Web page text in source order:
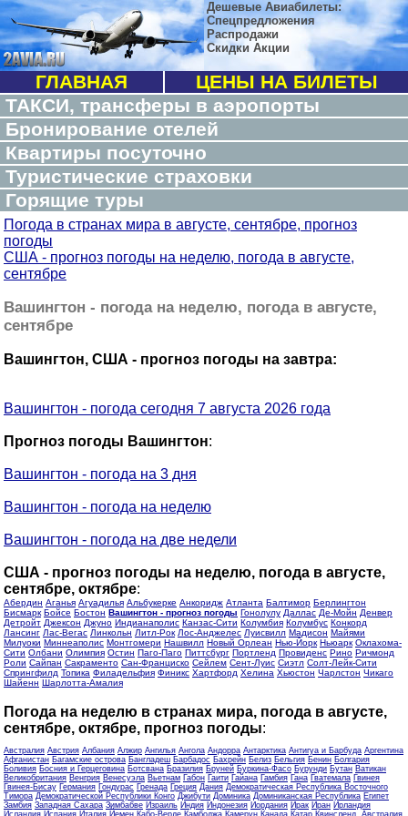
Дешевые Авиабилеты:
Спецпредложения
Распродажи
Скидки Акции
ГЛАВНАЯ
ЦЕНЫ НА БИЛЕТЫ
ТАКСИ, трансферы в аэропорты
Бронирование отелей
Квартиры посуточно
Туристические страховки
Горящие туры
Погода в странах мира в августе, сентябре, прогноз
погоды
США - прогноз погоды на неделю, погода в августе,
сентябре
Вашингтон - погода на неделю, погода в августе,
сентябре
Вашингтон, США - прогноз погоды на завтра:
Вашингтон - погода сегодня 7 августа 2026 года
Прогноз погоды Вашингтон:
Вашингтон - погода на 3 дня
Вашингтон - погода на неделю
Вашингтон - погода на две недели
США - прогноз погоды на неделю, погода в августе,
сентябре, октябре:
Абердин Аганья Агуадилья Альбукерке Анкоридж Атланта Балтимор Берлингтон
Бисмарк Бойсе Бостон Вашингтон - прогноз погоды Гонолулу Даллас Де-Мойн Денвер
Детройт Джексон Джуно Индианаполис Канзас-Сити Колумбия Колумбус Конкорд
Лансинг Лас-Вегас Линкольн Литл-Рок Лос-Анджелес Луисвилл Мадисон Майями
Милуоки Миннеаполис Монтгомери Нашвилл Новый Орлеан Нью-Йорк Ньюарк Оклахома-
Сити Олбани Олимпия Остин Паго-Паго Питтсбург Портленд Провиденс Рино Ричмонд
Роли Сайпан Сакраменто Сан-Франциско Сейлем Сент-Луис Сиэтл Солт-Лейк-Сити
Спрингфилд Топика Филадельфия Финикс Хартфорд Хелина Хьюстон Чарлстон Чикаго
Шайенн Шарлотта-Амалия
Погода на неделю в странах мира, погода в августе,
сентябре, октябре, прогноз погоды:
Австралия Австрия Албания Алжир Ангилья Ангола Андорра Антарктика Антигуа и Барбуда Аргентина
Афганистан Багамские острова Бангладеш Барбадос Бахрейн Белиз Бельгия Бенин Болгария
Боливия Босния и Герцеговина Ботсвана Бразилия Бруней Буркина-Фасо Бурунди Бутан Ватикан
Великобритания Венгрия Венесуэла Вьетнам Габон Гаити Гайана Гамбия Гана Гватемала Гвинея
Гвинея-Бисау Германия Гондурас Гренада Греция Дания Демократическая Республика Восточного
Тимора Демократической Республики Конго Джибути Доминика Доминиканская Республика Египет
Замбия Западная Сахара Зимбабве Израиль Индия Индонезия Иордания Ирак Иран Ирландия
Исландия Испания Италия Йемен Кабо-Верде Камбоджа Камерун Канада Катар Квинсленд, Австралия